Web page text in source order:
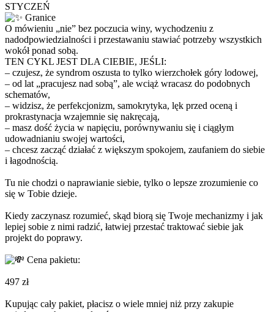
STYCZEŃ
Granice
O mówieniu „nie” bez poczucia winy, wychodzeniu z
nadodpowiedzialności i przestawaniu stawiać potrzeby wszystkich
wokół ponad sobą.
TEN CYKL JEST DLA CIEBIE, JEŚLI:
– czujesz, że syndrom oszusta to tylko wierzchołek góry lodowej,
– od lat „pracujesz nad sobą”, ale wciąż wracasz do podobnych
schematów,
– widzisz, że perfekcjonizm, samokrytyka, lęk przed oceną i
prokrastynacja wzajemnie się nakręcają,
– masz dość życia w napięciu, porównywaniu się i ciągłym
udowadnianiu swojej wartości,
– chcesz zacząć działać z większym spokojem, zaufaniem do siebie
i łagodnością.
Tu nie chodzi o naprawianie siebie, tylko o lepsze zrozumienie co
się w Tobie dzieje.
Kiedy zaczynasz rozumieć, skąd biorą się Twoje mechanizmy i jak
lepiej sobie z nimi radzić, łatwiej przestać traktować siebie jak
projekt do poprawy.
Cena pakietu:
497 zł
Kupując cały pakiet, płacisz o wiele mniej niż przy zakupie